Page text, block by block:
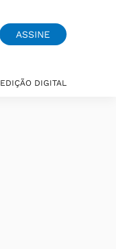
ASSINE
EDIÇÃO DIGITAL